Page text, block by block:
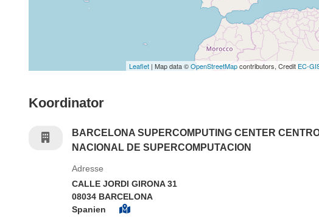
Leaflet | Map data ©OpenStreetMapcontributors, Credit EC-
Koordinator
BARCELONA SUPERCOMPUTING CENTER
NACIONAL DE SUPERCOMPUTACION
Adresse
CALLE JORDI GIRONA 31
08034 BARCELONA
Spanien